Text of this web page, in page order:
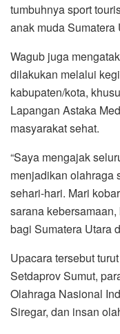
tumbuhnya sport
anak muda Sumatera
Wagub juga
dilakukan melalui
kabupaten/kota,
Lapangan Astaka
masyarakat sehat.
“Saya mengajak
menjadikan olahraga
sehari-hari. Mari
sarana
bagi Sumatera Utara
Upacara tersebut
Setdaprov Sumut,
Olahraga Nasional
Siregar, dan insan